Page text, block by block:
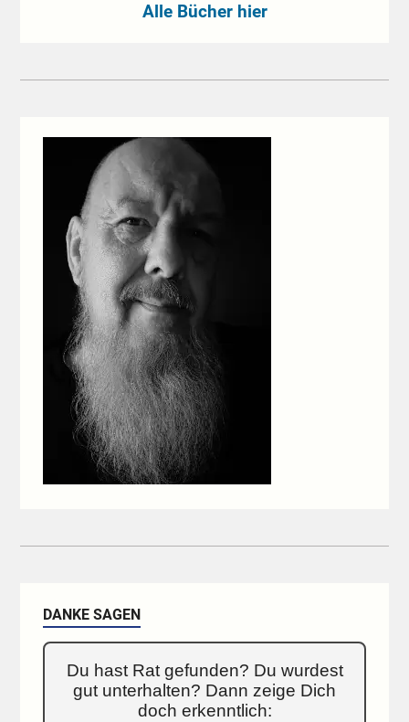
Alle Bücher hier
DANKE SAGEN
Du hast Rat gefunden? Du wurdest
gut unterhalten? Dann zeige Dich
doch erkenntlich: